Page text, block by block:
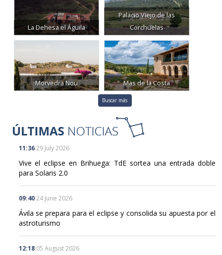
La Dehesa el Águila
Palacio Viejo de las
Corchuelas
Morvedra Nou Mas de la Costa
Buscar más
11:36 29 July 2026
Vive el eclipse en Brihuega: TdE sortea una entrada doble
para Solaris 2.0
09:40 24 June 2026
Ávila se prepara para el eclipse y consolida su apuesta por el
astroturismo
12:18 05 August 2026